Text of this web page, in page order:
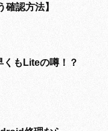
確認方法】
もLiteの噂！？